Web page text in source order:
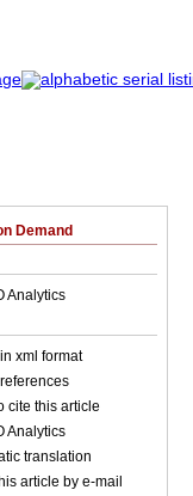
Demand
Analytics
xml format
cite this article
Analytics
translation
article by e-mail